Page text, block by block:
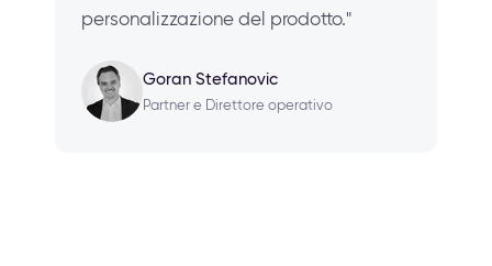
personalizzazione del prodotto."
Goran Stefanovic
Partner e Direttore operativo